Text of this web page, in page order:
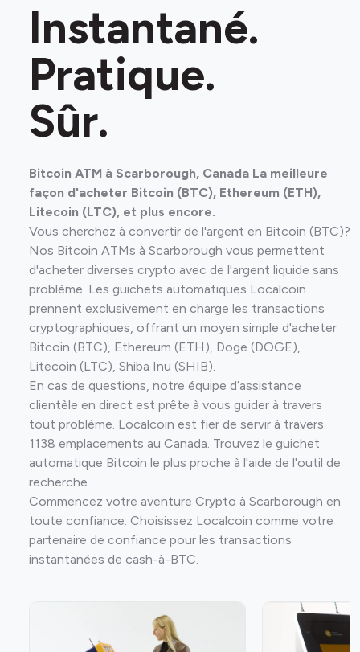
Instantané.
Pratique.
Sûr.
Bitcoin ATM à Scarborough, Canada La meilleure
façon d'acheter Bitcoin (BTC), Ethereum (ETH),
Litecoin (LTC), et plus encore.
Vous cherchez à convertir de l'argent en Bitcoin (BTC)?
Nos Bitcoin ATMs à Scarborough vous permettent
d'acheter diverses crypto avec de l'argent liquide sans
problème. Les guichets automatiques Localcoin
prennent exclusivement en charge les transactions
cryptographiques, offrant un moyen simple d'acheter
Bitcoin (BTC), Ethereum (ETH), Doge (DOGE),
Litecoin (LTC), Shiba Inu (SHIB).
En cas de questions, notre équipe d’assistance
clientèle en direct est prête à vous guider à travers
tout problème. Localcoin est fier de servir à travers
1138 emplacements au Canada. Trouvez le guichet
automatique Bitcoin le plus proche à l'aide de l'outil de
recherche.
Commencez votre aventure Crypto à Scarborough en
toute confiance. Choisissez Localcoin comme votre
partenaire de confiance pour les transactions
instantanées de cash-à-BTC.